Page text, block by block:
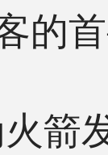
的
发